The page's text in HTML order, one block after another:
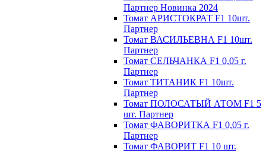
Партнер Новинка 2024
Томат АРИСТОКРАТ F1 10шт.
Партнер
Томат ВАСИЛЬЕВНА F1 10шт.
Партнер
Томат СЕЛЬЧАНКА F1 0,05 г.
Партнер
Томат ТИТАНИК F1 10шт.
Партнер
Томат ПОЛОСАТЫЙ АТОМ F1 5
шт. Партнер
Томат ФАВОРИТКА F1 0,05 г.
Партнер
Томат ФАВОРИТ F1 10 шт.